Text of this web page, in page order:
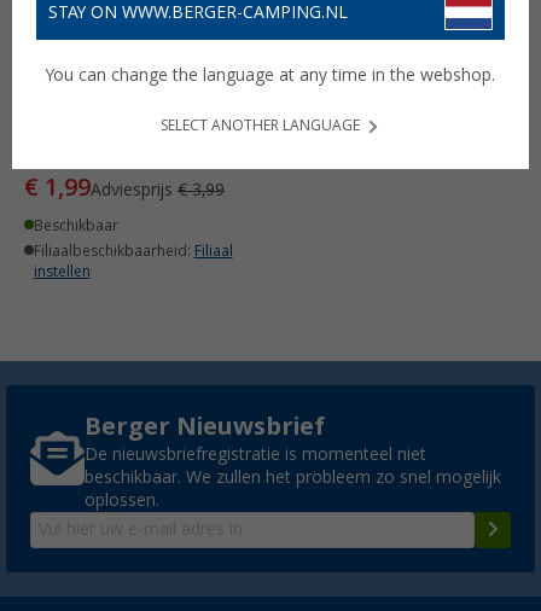
€ 1,99Adviesprijs € 3,99
Beschikbaar
Filiaalbeschikbaarheid: Filiaal
instellen
Berger Nieuwsbrief
De nieuwsbriefregistratie is momenteel niet
beschikbaar. We zullen het probleem zo snel mogelijk
oplossen.
STAY ON WWW.BERGER-CAMPING.NL
You can change the language at any time in the webshop.
SELECT ANOTHER LANGUAGE